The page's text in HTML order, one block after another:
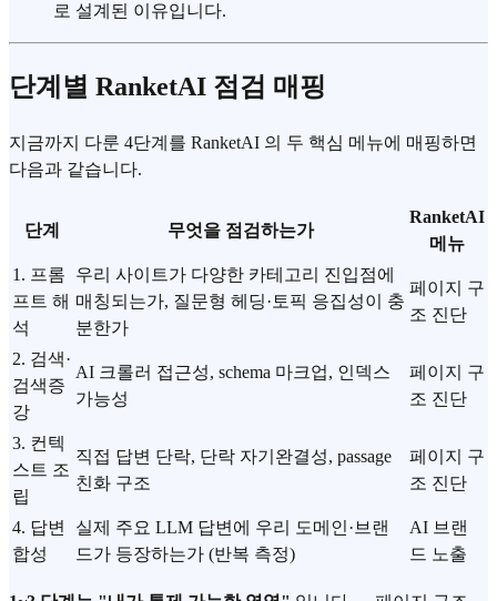
로 설계된 이유입니다.
단계별 RanketAI 점검 매핑
지금까지 다룬 4단계를 RanketAI 의 두 핵심 메뉴에 매핑하면
다음과 같습니다.
단계 무엇을 점검하는가
RanketAI
메뉴
1. 프롬
프트 해
석
우리 사이트가 다양한 카테고리 진입점에
매칭되는가, 질문형 헤딩·토픽 응집성이 충
분한가
페이지 구
조 진단
2. 검색·
검색증
강
AI 크롤러 접근성, schema 마크업, 인덱스
가능성
페이지 구
조 진단
3. 컨텍
스트 조
립
직접 답변 단락, 단락 자기완결성, passage
친화 구조
페이지 구
조 진단
4. 답변
합성
실제 주요 LLM 답변에 우리 도메인·브랜
드가 등장하는가 (반복 측정)
AI 브랜
드 노출